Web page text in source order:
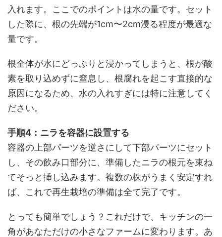
入れます。ここでのポイントは水の量です。セット
した際に、根の先端が1cm〜2cm浸る程度が最適な
量です。
根全体が水にどっぷりと浸かってしまうと、根が酸
素を取り込めずに窒息し、根腐れを起こす直接的な
原因になるため、水の入れすぎには特に注意してく
ださい。
手順4：ニラを容器に設置する
容器の上部パーツを逆さにして下部パーツにセット
し、その飲み口部分に、準備したニラの根元を束ね
てそっと挿し込みます。複数の株がうまく安定すれ
ば、これで再生栽培の準備は全て完了です。
とっても簡単でしょう？これだけで、キッチンの一
角があなただけの小さなファームに変わります。あ